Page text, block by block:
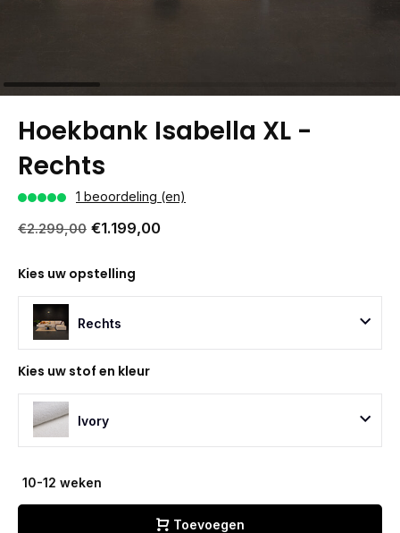
Hoekbank Isabella XL -
Rechts
1 beoordeling (en)
€2.299,00 €1.199,00
Kies uw opstelling
Rechts
Kies uw stof en kleur
Ivory
10-12 weken
Toevoegen